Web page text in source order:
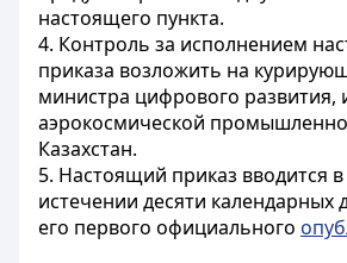
настоящего пункта.
4. Контроль за исполнением
приказа возложить на
министра цифрового развития,
аэрокосмической
Казахстан.
5. Настоящий приказ вводится
истечении десяти календарных
его первого официального